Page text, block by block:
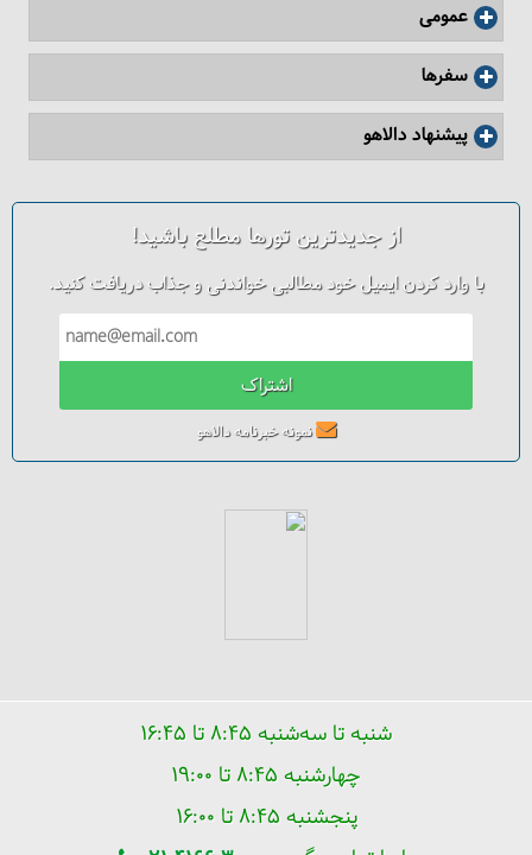
سفر به استانبول از صفر تا صد، هرچه باید بدانید
استانبول در صدر محبوب‌ترین مقاصد گردشگری دنیا
عمومی
سفرها
پیشنهاد دالاهو
از جدیدترین تورها مطلع باشید!
با وارد کردن ایمیل خود مطالبی خواندنی و جذاب دریافت کنید.
اشتراک
نمونه خبرنامه دالاهو
شنبه تا سه‌شنبه ۸:۴۵ تا ۱۶:۴۵
چهارشنبه ۸:۴۵ تا ۱۹:۰۰
پنجشنبه ۸:۴۵ تا ۱۶:۰۰